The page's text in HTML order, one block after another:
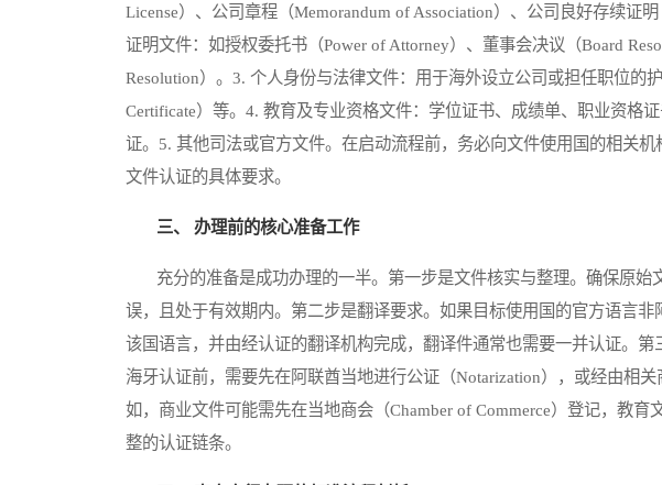
License）、公司章程（Memorandum of Association）、公司良好存续证
证明文件：如授权委托书（Power of Attorney）、董事会决议（Board
Resolution）。3. 个人身份与法律文件：用于海外设立公司或担任职位的
Certificate）等。4. 教育及专业资格文件：学位证书、成绩单、职业资格
证。5. 其他司法或官方文件。在启动流程前，务必向文件使用国的相关
文件认证的具体要求。
三、 办理前的核心准备工作
充分的准备是成功办理的一半。第一步是文件核实与整理。确保原始
误，且处于有效期内。第二步是翻译要求。如果目标使用国的官方语言
该国语言，并由经认证的翻译机构完成，翻译件通常也需要一并认证。
海牙认证前，需要先在阿联酋当地进行公证（Notarization），或经由相
如，商业文件可能需先在当地商会（Chamber of Commerce）登记，教
整的认证链条。